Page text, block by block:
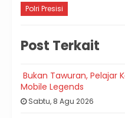
Polri Presisi
Post Terkait
Bukan Tawuran, Pelajar
Mobile Legends
Sabtu, 8 Agu 2026